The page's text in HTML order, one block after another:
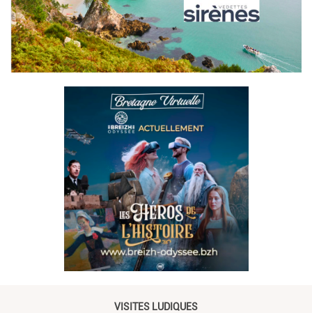
VISITES LUDIQUES